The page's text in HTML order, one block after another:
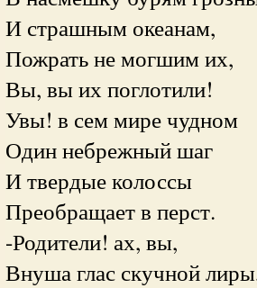
И страшным океанам,
Пожрать не могшим их,
Вы, вы их поглотили!
Увы! в сем мире чудном
Один небрежный шаг
И твердые колоссы
Преобращает в перст.
-Родители! ах, вы,
Внуша глас скучной